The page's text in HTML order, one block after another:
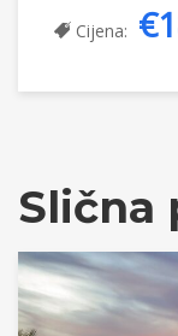
Cijena:
Slična